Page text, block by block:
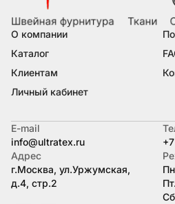
О компании
Каталог
Клиентам
Личный кабинет
E-mail
info@ultratex.ru
Адрес
г.Москва, ул.Уржумская,
д.4, стр.2